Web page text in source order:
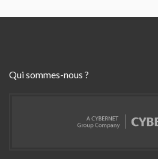
Qui sommes-nous ?